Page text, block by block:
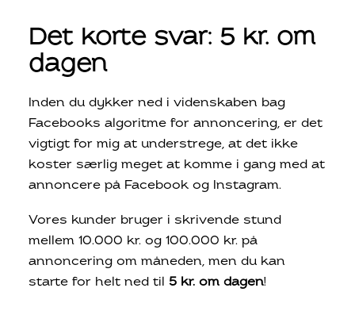
Det korte svar: 5 kr. om
dagen
Inden du dykker ned i videnskaben bag
Facebooks algoritme for annoncering, er det
vigtigt for mig at understrege, at det ikke
koster særlig meget at komme i gang med at
annoncere på Facebook og Instagram.
Vores kunder bruger i skrivende stund
mellem 10.000 kr. og 100.000 kr. på
annoncering om måneden, men du kan
starte for helt ned til 5 kr. om dagen!